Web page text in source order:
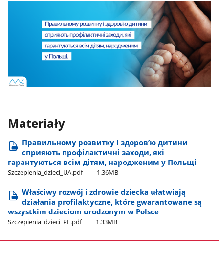
Materiały
Правильному розвитку і здоров’ю дитини
сприяють профілактичні заходи, які
гарантуються всім дітям, народженим у Польщі
Szczepienia​_dzieci​_UA.pdf 1.36MB
Właściwy rozwój i zdrowie dziecka ułatwiają
działania profilaktyczne, które gwarantowane są
wszystkim dzieciom urodzonym w Polsce
Szczepienia​_dzieci​_PL.pdf 1.33MB